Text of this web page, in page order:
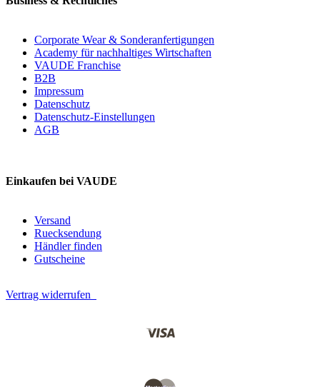
Corporate Wear & Sonderanfertigungen
Academy für nachhaltiges Wirtschaften
VAUDE Franchise
B2B
Impressum
Datenschutz
Datenschutz-Einstellungen
AGB
Einkaufen bei VAUDE
Versand
Ruecksendung
Händler finden
Gutscheine
Vertrag widerrufen